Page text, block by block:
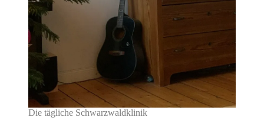
Die tägliche Schwarzwaldklinik